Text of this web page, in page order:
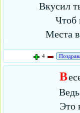
Вкусил
Чтоб
Места
4
В
Это